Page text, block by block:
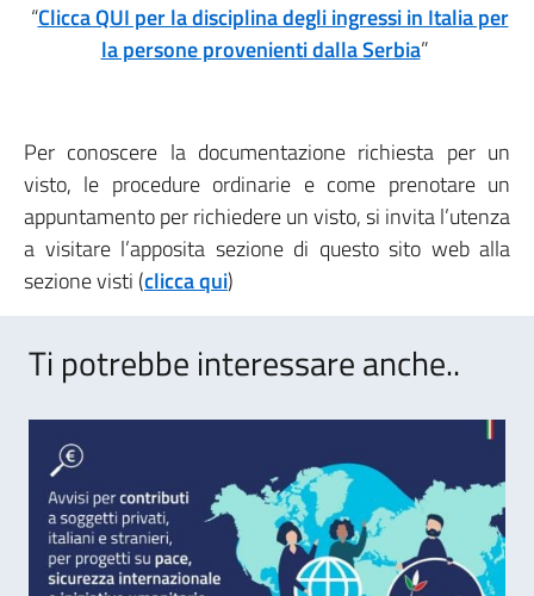
“Clicca QUI per la disciplina degli ingressi in Italia per
la persone provenienti dalla Serbia”
Per conoscere la documentazione richiesta per un
visto, le procedure ordinarie e come prenotare un
appuntamento per richiedere un visto, si invita l’utenza
a visitare l’apposita sezione di questo sito web alla
sezione visti (clicca qui)
Ti potrebbe interessare anche..